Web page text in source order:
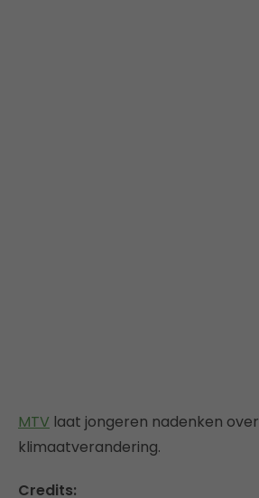
MTV laat jongeren nadenken over
klimaatverandering.
Credits: